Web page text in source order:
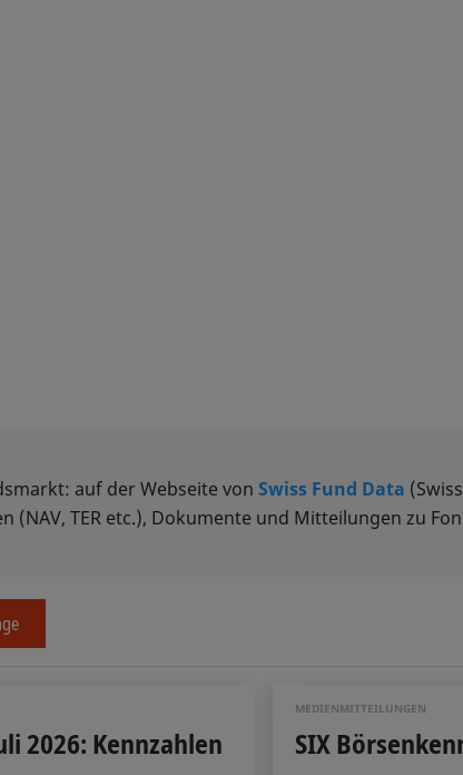
auf der Webseite von Swiss Fund Data
(NAV, TER etc.), Dokumente und Mitteilungen zu
2026: Kennzahlen
MEDIENMITTEILUNGEN
SIX